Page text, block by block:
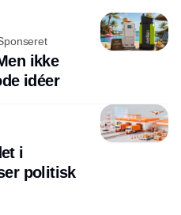
ikke
idéer
i
politisk